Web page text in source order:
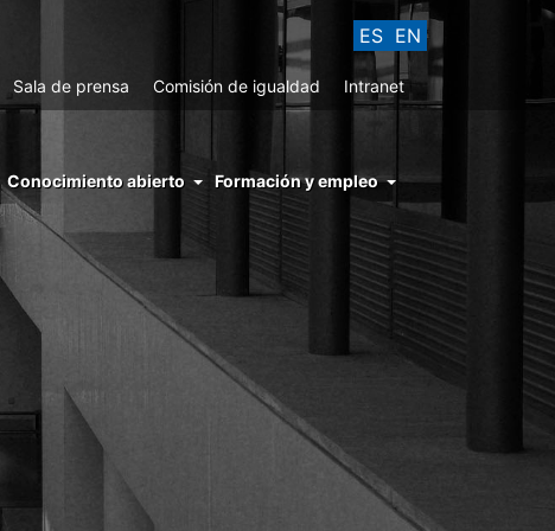
ES EN
Sala de prensa Comisión de igualdad Intranet
menu
right
cchs
conocimiento
abierto
Conocimiento abierto Formación y empleo